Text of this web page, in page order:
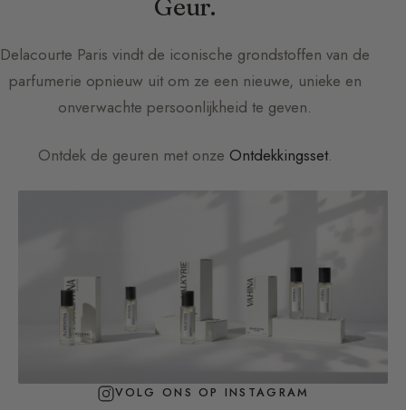
Geur.
Delacourte Paris vindt de iconische grondstoffen van de
parfumerie opnieuw uit om ze een nieuwe, unieke en
onverwachte persoonlijkheid te geven.
Ontdek de geuren met onze Ontdekkingsset.
VOLG ONS OP INSTAGRAM